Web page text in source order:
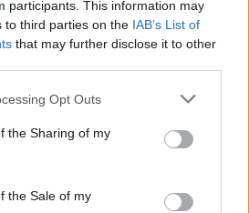
participants. This information may
to third parties on the IAB’s List of
that may further disclose it to other
app uses one or more Google
usage behaviour. You may click to
Google and its third-party tags to
specified purposes in below Google
Opt Outs
the Sharing of my
the Sale of my
azt valositani, hogy
kozepen. Majd
(palyazni lehetne) es ingyen
nekik uj lakasuk kulcsat nagy
veluk egy